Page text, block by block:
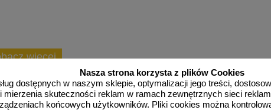
Nasza strona korzysta z plików Cookies
dostępnych w naszym sklepie, optymalizacji jego treści,
mierzenia skuteczności reklam w ramach zewnętrznych sieci
końcowych użytkowników. Pliki cookies można
więcej